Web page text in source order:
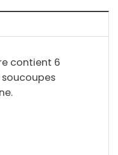
contient 6
soucoupes